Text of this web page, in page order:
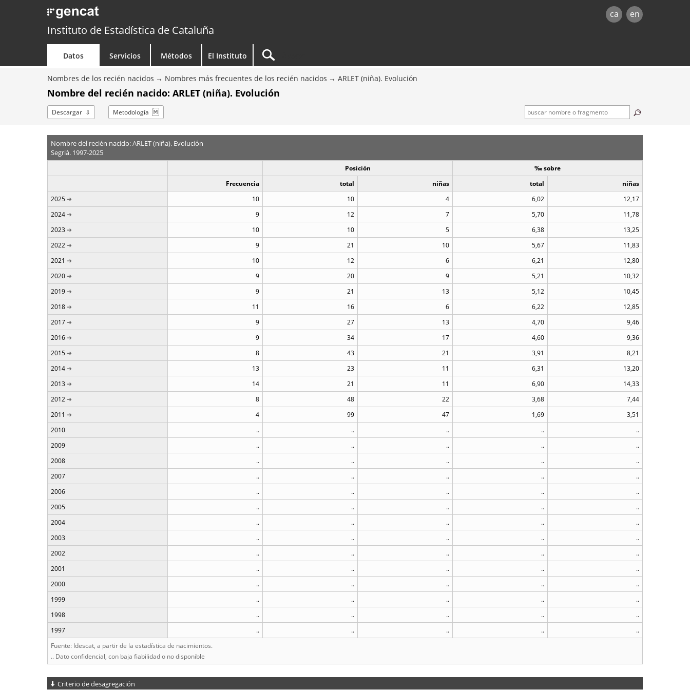
ca en
Instituto de Estadística de Cataluña
Datos Servicios Métodos El Instituto
Nombres de los recién nacidos Nombres más frecuentes de los recién nacidos ARLET (niña). Evolución
Nombre del recién nacido: ARLET (niña). Evolución
Descargar Metodología
Nombre del recién nacido: ARLET (niña). Evolución
Segrià. 1997-2025
Posición
‰ sobre
Frecuencia
total niñas total
niñas
2025
10 10 4 6,02
12,17
2024
9 12 7 5,70
11,78
2023
10 10 5 6,38
13,25
2022
9 21 10 5,67
11,83
2021
10 12 6 6,21
12,80
2020
9 20 9 5,21
10,32
2019
9 21 13 5,12
10,45
2018
11 16 6 6,22
12,85
2017
9 27 13 4,70
9,46
2016
9 34 17 4,60
9,36
2015
8 43 21 3,91
8,21
2014
13 23 11 6,31
13,20
2013
14 21 11 6,90
14,33
2012
8 48 22 3,68
7,44
2011
4 99 47 1,69
3,51
2010
.. .. .. ..
..
2009
.. .. .. ..
..
2008
.. .. .. ..
..
2007
.. .. .. ..
..
2006
.. .. .. ..
..
2005
.. .. .. ..
..
2004
.. .. .. ..
..
2003
.. .. .. ..
..
2002
.. .. .. ..
..
2001
.. .. .. ..
..
2000
.. .. .. ..
..
1999
.. .. .. ..
..
1998
.. .. .. ..
..
1997
.. .. .. ..
..
Fuente: Idescat, a partir de la estadística de nacimientos.
.. Dato confidencial, con baja fiabilidad o no disponible
Criterio de desagregación